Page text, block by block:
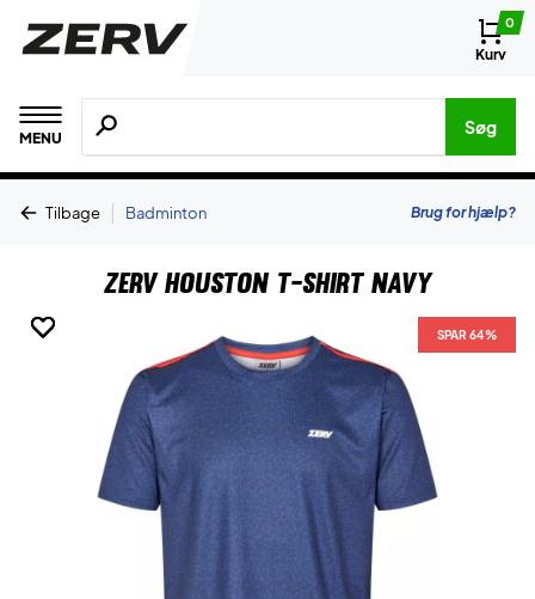
0
Kurv
MENU
Søg efter produkter, mærker etc.
Søg
Tilbage | Badminton Brug for hjælp?
ZERV Houston T-shirt Navy
SPAR 64%
SPAR 64%
SPAR 64%
SPAR 64%
SPAR 64%